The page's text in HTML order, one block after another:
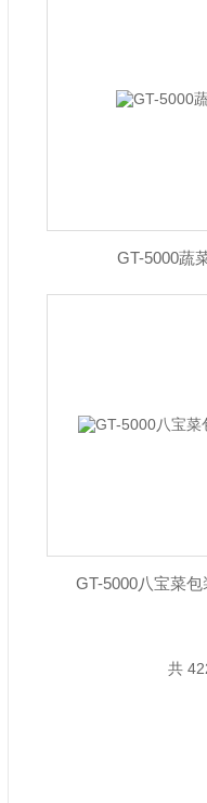
GT-5000蔬
GT-5000八宝菜
共